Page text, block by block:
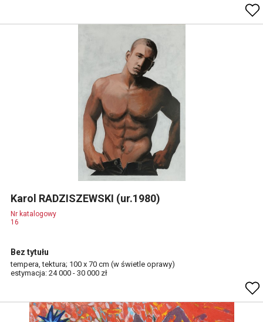
Karol RADZISZEWSKI (ur.1980)
Nr katalogowy
16
Bez tytułu
tempera, tektura; 100 x 70 cm (w świetle oprawy)
estymacja: 24 000 - 30 000 zł